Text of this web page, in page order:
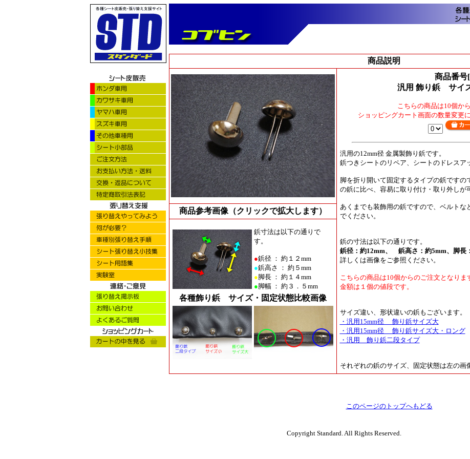
商品説明
商品番
汎用 飾り鋲 サイ
こちらの商品は10個か
ショッピングカート画面の数量変更
汎用の12mm径金属製飾り鋲です。
鋲つきシートのリペア、シートのドレスア
脚を折り開いて固定するタイプの鋲です
の鋲に比べ、容易に取り付け・取り外しが
あくまでも装飾用の鋲ですので、ベルトな
でください。
鋲の寸法は以下の通りです。
鋲径：約12mm、 鋲高さ：約5mm、脚長
詳しくは画像をご参照ください。
こちらの商品は10個からのご注文となりま
金額は１個の値段です。
サイズ違い、形状違いの鋲もございます。
・汎用15mm径 飾り鋲サイズ大
・汎用15mm径 飾り鋲サイズ大・ロング
・汎用 飾り鋲二段タイプ
それぞれの鋲のサイズ、固定状態は左の画
商品参考画像（クリックで拡大します）
鋲寸法は以下の通りで
す。
●鋲径 ： 約１２mm
●鋲高さ ： 約５mm
●脚長 ： 約１４mm
●脚幅 ： 約３．５mm
各種飾り鋲 サイズ・固定状態比較画像
このページのトップへもどる
Copyright Standard. All Rights Reserved.